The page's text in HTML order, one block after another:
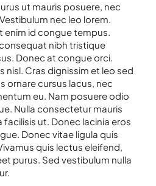
ut mauris posuere, nec
nec leo lorem.
enim id congue tempus.
nibh tristique
Donec at congue orci.
nisl. Cras dignissim et leo sed
ornare cursus lacus, nec
eu. Nam posuere odio
Nulla consectetur mauris
facilisis ut. Donec lacinia eros
Donec vitae ligula quis
quis lectus eleifend,
purus. Sed vestibulum nulla